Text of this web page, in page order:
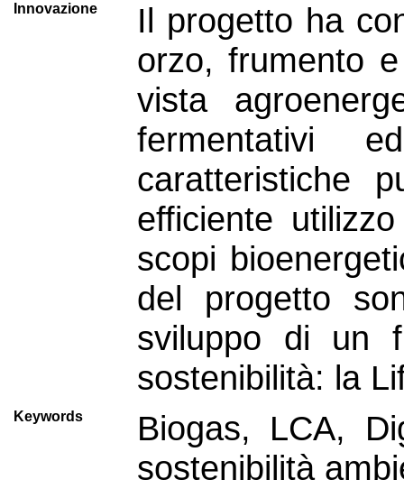
Innovazione
Il progetto ha
orzo, frumento
vista
fermentativi
caratteristiche
efficiente
scopi
del progetto
sviluppo di un
sostenibilità: la
Keywords
Biogas, LCA,
sostenibilità